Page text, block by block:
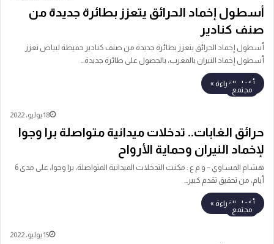
أسطول إخماد الحرائق يتعزز بطائرة جديدة من
صنف كنادير
أسطول إخماد الحرائق يتعزز بطائرة جديدة من صنف كنادير حفيظة لبياض تعزز
أسطول إخماد النيران بالمغرب، بالحصول على طائرة جديدة…
أكمل القراءة »
مجتمع
18 يوليو، 2022
حرائق الغابات.. تدخلات ميدانية متواصلة برا وجوا
لإخماد النيران وحماية الأرواح
هشام المساوي – و م ع : مكنت التدخلات الميدانية المتواصلة، برا وجوا، على مدى 6
أيام، من تحقيق تقدم كبير…
أكمل القراءة »
مجتمع
15 يوليو، 2022